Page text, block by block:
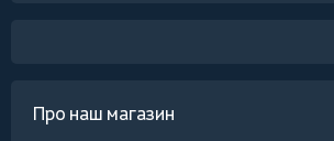
Про наш магазин